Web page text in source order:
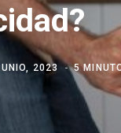
2023 5